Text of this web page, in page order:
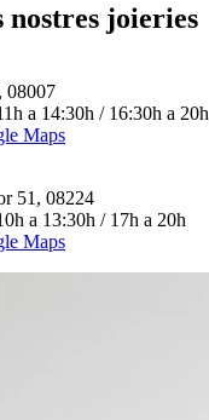
nostres joieries
08007
a 14:30h / 16:30h a 20h
Maps
51, 08224
a 13:30h / 17h a 20h
Maps